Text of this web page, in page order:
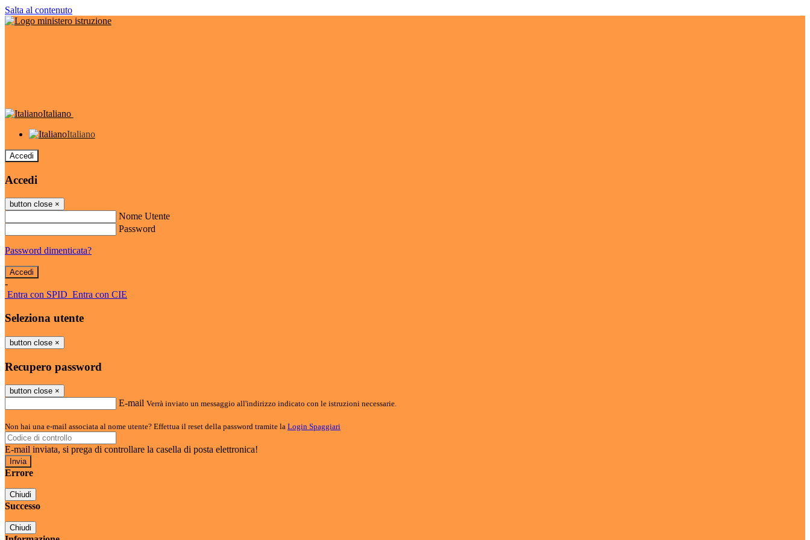
Salta al contenuto
Italiano
Italiano
Accedi
Accedi
button close ×
Nome Utente
Password
Password dimenticata?
-
Entra con SPID Entra con CIE
Seleziona utente
button close ×
Recupero password
button close ×
E-mail Verrà inviato un messaggio all'indirizzo indicato con le istruzioni necessarie.
Non hai una e-mail associata al nome utente? Effettua il reset della password tramite la Login Spaggiari
E-mail inviata, si prega di controllare la casella di posta elettronica!
Errore
Chiudi
Successo
Chiudi